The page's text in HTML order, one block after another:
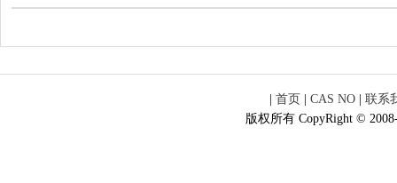
首页 CAS NO
联系
版权所有 CopyRight ©